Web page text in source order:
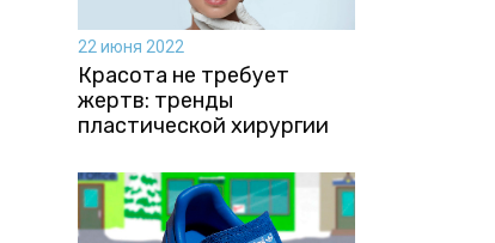
22 июня 2022
Красота не требует
жертв: тренды
пластической хирургии